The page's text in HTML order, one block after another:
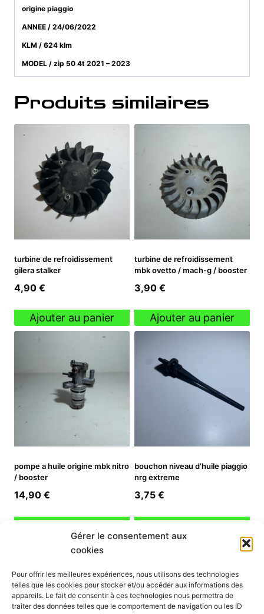
Gérer le consentement aux
cookies
Pour offrir les meilleures expériences, nous utilisons des technologies
telles que les cookies pour stocker et/ou accéder aux informations des
appareils. Le fait de consentir à ces technologies nous permettra de
traiter des données telles que le comportement de navigation ou les ID
origine piaggio
ANNEE / 24/06/2022
KLM / 624 klm
MODEL / zip 50 4t 2021 – 2023
Produits similaires
turbine de refroidissement
gilera stalker
4,90 €
Ajouter au panier
turbine de refroidissement
mbk ovetto / mach-g / booster
3,90 €
Ajouter au panier
pompe a huile origine mbk nitro
/ booster
14,90 €
bouchon niveau d’huile piaggio
nrg extreme
3,75 €
INFORMATION
Mon compte
Nous contacter